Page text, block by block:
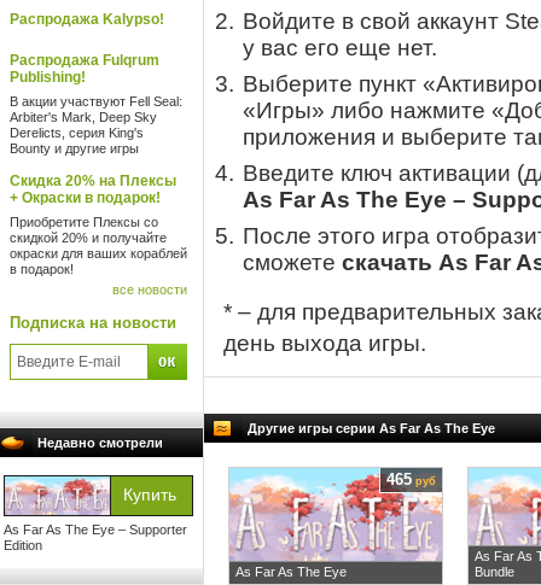
Распродажа Kalypso!
Распродажа Fulqrum
Publishing!
В акции участвуют Fell Seal:
Arbiter's Mark, Deep Sky
Derelicts, серия King's
Bounty и другие игры
Скидка 20% на Плексы
+ Окраски в подарок!
Приобретите Плексы со
скидкой 20% и получайте
окраски для ваших кораблей
в подарок!
все новости
Подписка на новости
Недавно смотрели
As Far As The Eye – Supporter
Edition
Войдите в свой аккаунт
у вас его еще нет.
Выберите пункт
«Игры» либо нажмите
приложения и выберите
Введите ключ активации
As Far As The Eye –
После этого игра
сможете скачать As Far
* – для предварительных
день выхода игры.
Другие игры серии As Far As The Eye
As Far As The Eye
465 руб
As Far As
Bundle